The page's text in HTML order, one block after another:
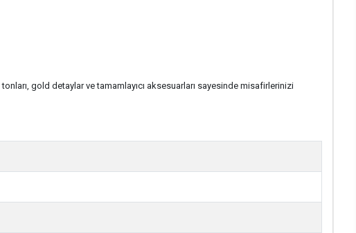
gold detaylar ve tamamlayıcı aksesuarları sayesinde misafirlerinizi